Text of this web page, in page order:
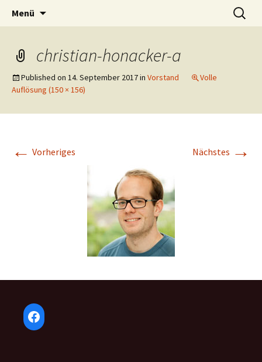
Dattelner Judoclub 1958 e.V.
Menü
Suchen
nach:
christian-honacker-a
Published on 14. September 2017in Vorstand
Volle
Auflösung (150 × 156)
← Vorheriges Nächstes →
Facebook